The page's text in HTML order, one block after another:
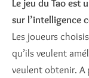
Le jeu du Tao est
sur l’intelligence
Les joueurs
qu’ils veulent
veulent obtenir. A